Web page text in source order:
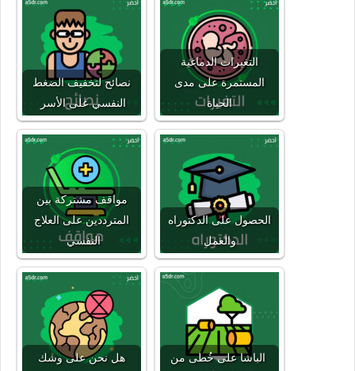
نصائح لتخفيف الضغط
النفسي على الأسر
التغيرات الدماغية
المستمرة على مدى
الحياة
مواقف مشتركة بين
المترددين على العلاج
النفسي
الحصول على الدكتوراه
والعمل
هل نحن على وشك
الباشا على خُطى من